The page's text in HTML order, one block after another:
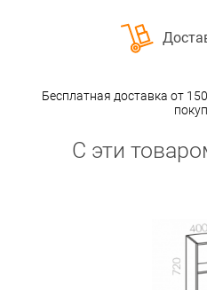
Бесплатная доставка от
С эти